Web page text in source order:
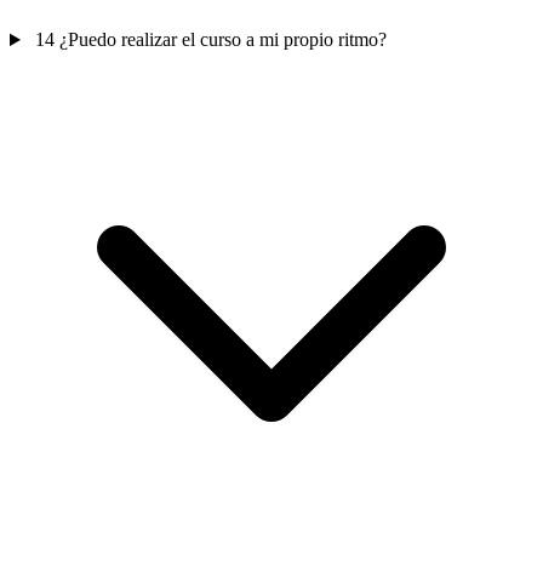
14 ¿Puedo realizar el curso a mi propio ritmo?